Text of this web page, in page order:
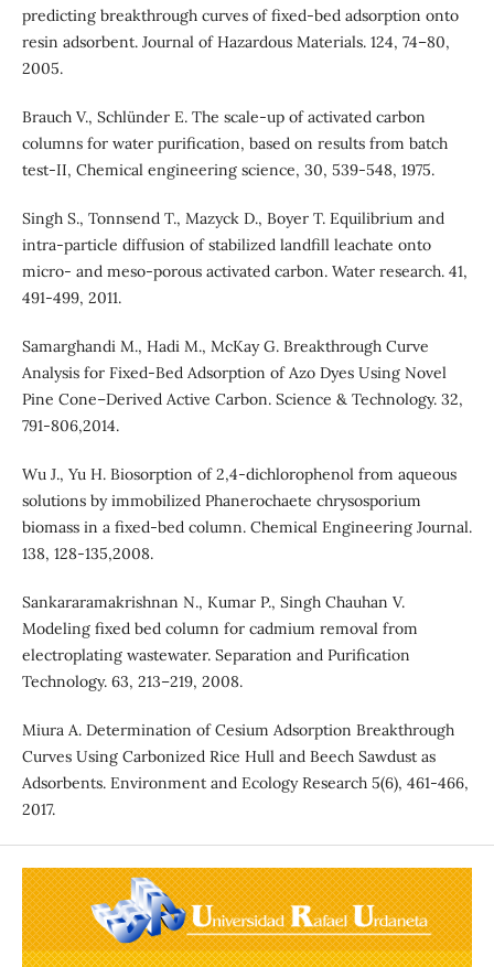
predicting breakthrough curves of fixed-bed adsorption onto
resin adsorbent. Journal of Hazardous Materials. 124, 74–80,
2005.
Brauch V., Schlünder E. The scale-up of activated carbon
columns for water purification, based on results from batch
test-II, Chemical engineering science, 30, 539-548, 1975.
Singh S., Tonnsend T., Mazyck D., Boyer T. Equilibrium and
intra-particle diffusion of stabilized landfill leachate onto
micro- and meso-porous activated carbon. Water research. 41,
491-499, 2011.
Samarghandi M., Hadi M., McKay G. Breakthrough Curve
Analysis for Fixed-Bed Adsorption of Azo Dyes Using Novel
Pine Cone–Derived Active Carbon. Science & Technology. 32,
791-806,2014.
Wu J., Yu H. Biosorption of 2,4-dichlorophenol from aqueous
solutions by immobilized Phanerochaete chrysosporium
biomass in a fixed-bed column. Chemical Engineering Journal.
138, 128-135,2008.
Sankararamakrishnan N., Kumar P., Singh Chauhan V.
Modeling fixed bed column for cadmium removal from
electroplating wastewater. Separation and Purification
Technology. 63, 213–219, 2008.
Miura A. Determination of Cesium Adsorption Breakthrough
Curves Using Carbonized Rice Hull and Beech Sawdust as
Adsorbents. Environment and Ecology Research 5(6), 461-466,
2017.